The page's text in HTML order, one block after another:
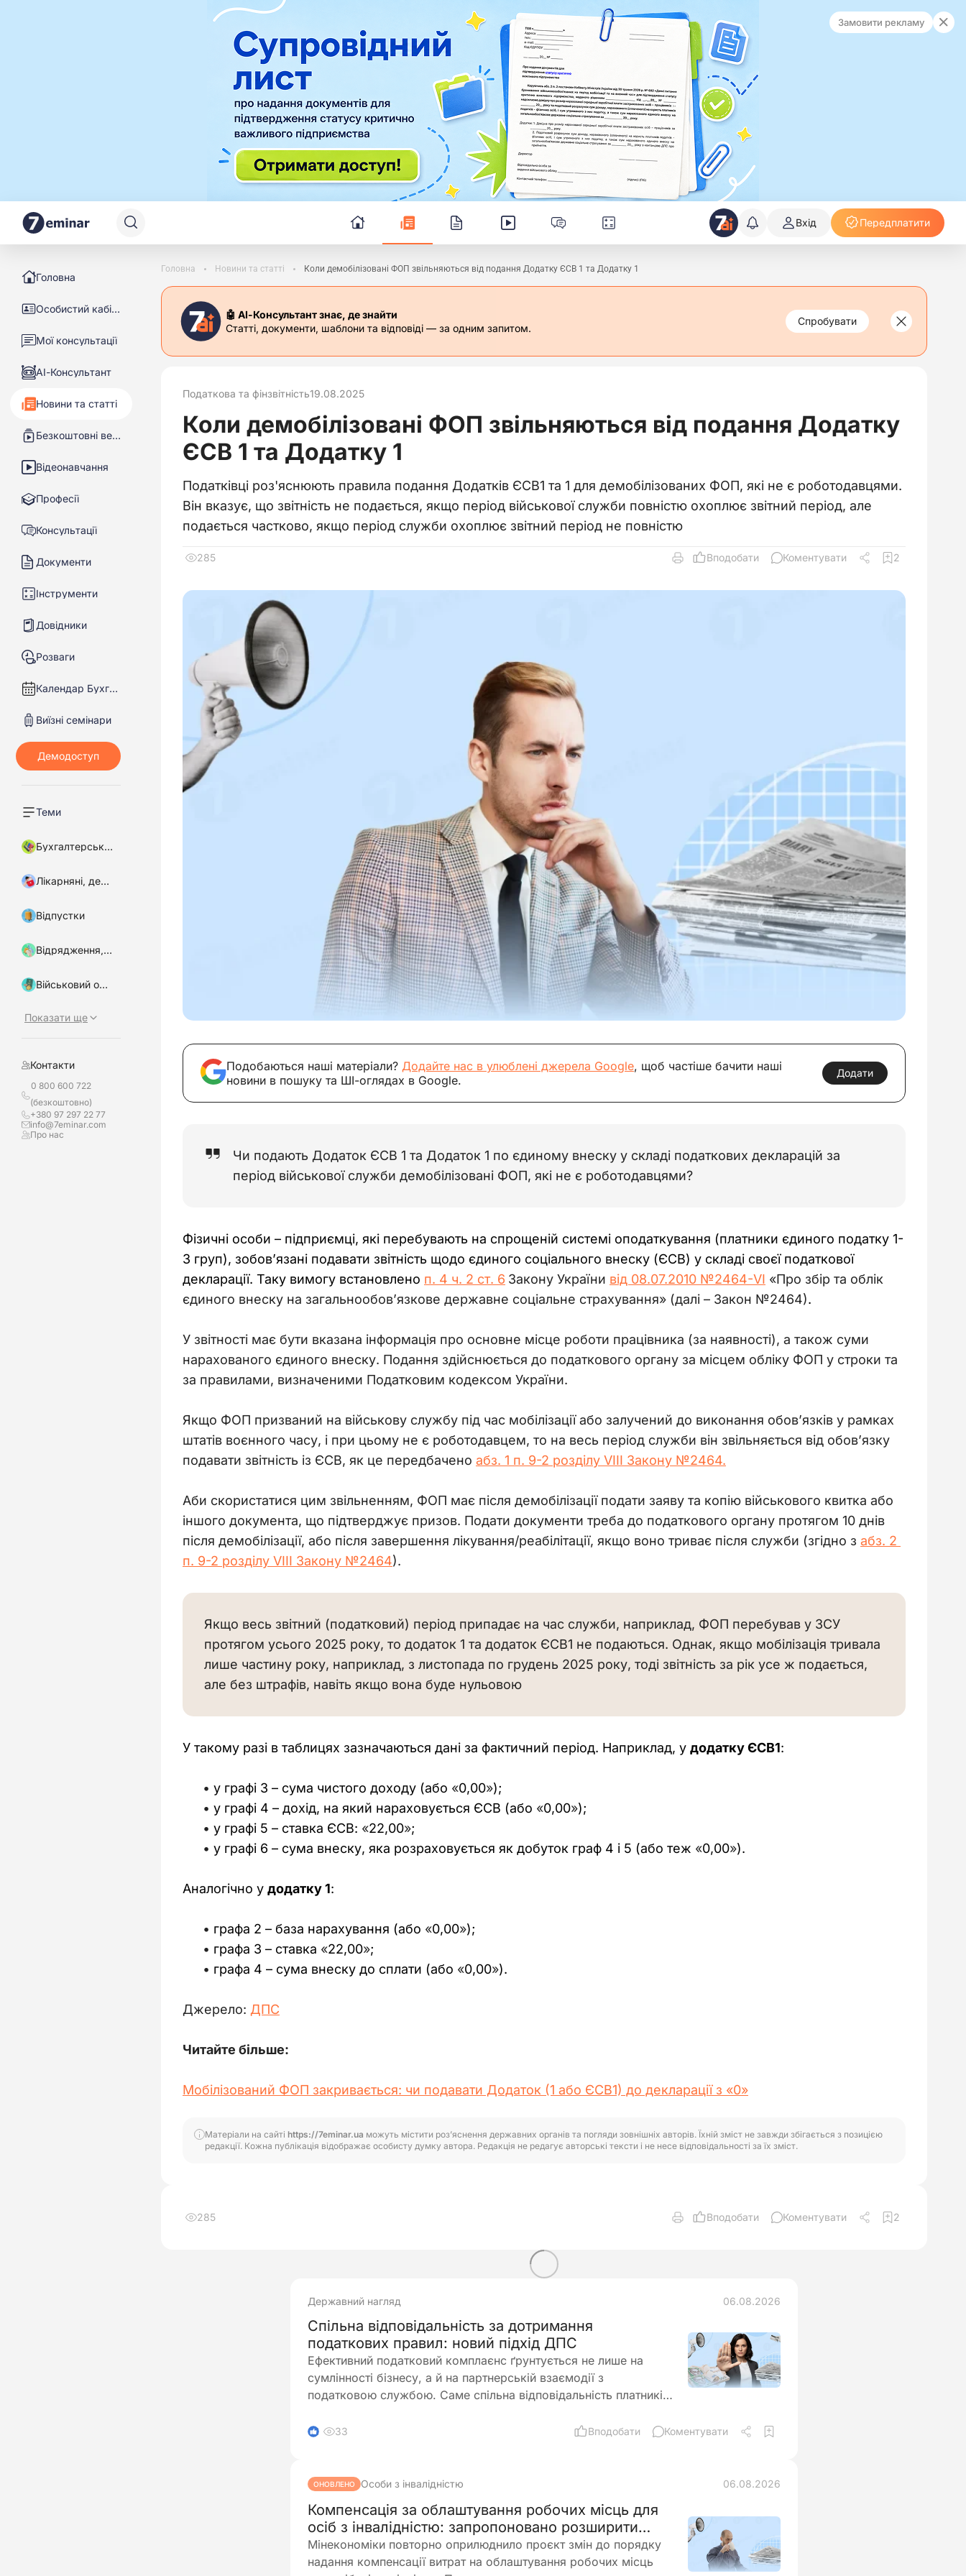
Замовити рекламу
Вхід Передплатити
Головна
Особистий кабінет
Мої консультації
АІ-Консультант
Новини та статті
Безкоштовні вебінари
Відеонавчання
Професії
Консультації
Документи
Інструменти
Довідники
Розваги
Календар Бухгалтера
Виїзні семінари
Теми
Бухгалтерський облік
Лікарняні, декретні
Відпустки
Відрядження, підзвітні кошти
Військовий облік, бронювання
Показати ще
Контакти
0 800 600 722
(безкоштовно)
+380 97 297 22 77
info@7eminar.com
Про нас
Головна Новини та статті Коли демобілізовані ФОП звільняються від подання Додатку ЄСВ 1 та Додатку 1
🤖 АІ-Консультант знає, де знайти
Статті, документи, шаблони та відповіді — за одним запитом.
Спробувати
Податкова та фінзвітність19.08.2025
Коли демобілізовані ФОП звільняються від подання Додатку
ЄСВ 1 та Додатку 1
Податківці роз'яснюють правила подання Додатків ЄСВ1 та 1 для демобілізованих ФОП, які не є роботодавцями.
Він вказує, що звітність не подається, якщо період військової служби повністю охоплює звітний період, але
подається частково, якщо період служби охоплює звітний період не повністю
285 Вподобати Коментувати 2
Подобаються наші матеріали? Додайте нас в улюблені джерела Google, щоб частіше бачити наші
новини в пошуку та ШІ-оглядах в Google.
Додати
Чи подають Додаток ЄСВ 1 та Додаток 1 по єдиному внеску у складі податкових декларацій за
період військової служби демобілізовані ФОП, які не є роботодавцями?
Фізичні особи – підприємці, які перебувають на спрощеній системі оподаткування (платники єдиного податку 1-
3 груп), зобов’язані подавати звітність щодо єдиного соціального внеску (ЄСВ) у складі своєї податкової
декларації. Таку вимогу встановлено п. 4 ч. 2 ст. 6 Закону України від 08.07.2010 №2464-VI «Про збір та облік
єдиного внеску на загальнообов’язкове державне соціальне страхування» (далі – Закон №2464).
У звітності має бути вказана інформація про основне місце роботи працівника (за наявності), а також суми
нарахованого єдиного внеску. Подання здійснюється до податкового органу за місцем обліку ФОП у строки та
за правилами, визначеними Податковим кодексом України.
Якщо ФОП призваний на військову службу під час мобілізації або залучений до виконання обов’язків у рамках
штатів воєнного часу, і при цьому не є роботодавцем, то на весь період служби він звільняється від обов’язку
подавати звітність із ЄСВ, як це передбачено абз. 1 п. 9-2 розділу VIII Закону №2464.
Аби скористатися цим звільненням, ФОП має після демобілізації подати заяву та копію військового квитка або
іншого документа, що підтверджує призов. Подати документи треба до податкового органу протягом 10 днів
після демобілізації, або після завершення лікування/реабілітації, якщо воно триває після служби (згідно з абз. 2
п. 9-2 розділу VIII Закону №2464).
Якщо весь звітний (податковий) період припадає на час служби, наприклад, ФОП перебував у ЗСУ
протягом усього 2025 року, то додаток 1 та додаток ЄСВ1 не подаються. Однак, якщо мобілізація тривала
лише частину року, наприклад, з листопада по грудень 2025 року, тоді звітність за рік усе ж подається,
але без штрафів, навіть якщо вона буде нульовою
У такому разі в таблицях зазначаються дані за фактичний період. Наприклад, у додатку ЄСВ1:
у графі 3 – сума чистого доходу (або «0,00»);
у графі 4 – дохід, на який нараховується ЄСВ (або «0,00»);
у графі 5 – ставка ЄСВ: «22,00»;
у графі 6 – сума внеску, яка розраховується як добуток граф 4 і 5 (або теж «0,00»).
Аналогічно у додатку 1:
графа 2 – база нарахування (або «0,00»);
графа 3 – ставка «22,00»;
графа 4 – сума внеску до сплати (або «0,00»).
Джерело: ДПС
Читайте більше:
Мобілізований ФОП закривається: чи подавати Додаток (1 або ЄСВ1) до декларації з «0»
Матеріали на сайті https://7eminar.ua можуть містити роз’яснення державних органів та погляди зовнішніх авторів. Їхній зміст не завжди збігається з позицією
редакції. Кожна публікація відображає особисту думку автора. Редакція не редагує авторські тексти і не несе відповідальності за їх зміст.
285 Вподобати Коментувати 2
Державний нагляд 06.08.2026
Спільна відповідальність за дотримання
податкових правил: новий підхід ДПС
Ефективний податковий комплаєнс ґрунтується не лише на
сумлінності бізнесу, а й на партнерській взаємодії з
податковою службою. Саме спільна відповідальність платників
підтримка допомагають мінімізувати податкові ризики та
1 33 Вподобати Коментувати
ОНОВЛЕНО Особи з інвалідністю 06.08.2026
Компенсація за облаштування робочих місць для
осіб з інвалідністю: запропоновано розширити
правила
Мінекономіки повторно оприлюднило проєкт змін до порядку
надання компенсації витрат на облаштування робочих місць